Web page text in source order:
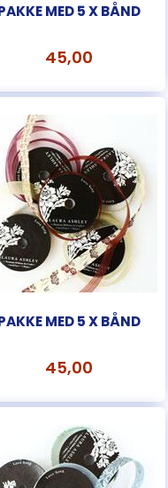
MED 5 X BÅND
45,00
MED 5 X BÅND
45,00